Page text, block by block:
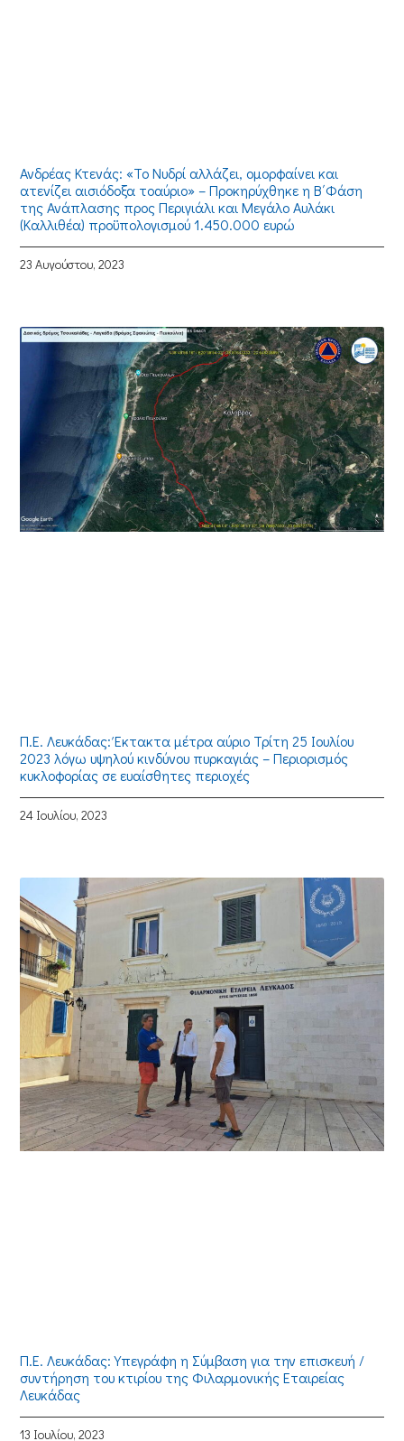
Ανδρέας Κτενάς: «Το Νυδρί αλλάζει, ομορφαίνει και
ατενίζει αισιόδοξα τοαύριο» – Προκηρύχθηκε η Β΄Φάση
της Ανάπλασης προς Περιγιάλι και Μεγάλο Αυλάκι
(Καλλιθέα) προϋπολογισμού 1.450.000 ευρώ
23 Αυγούστου, 2023
Π.Ε. Λευκάδας: Έκτακτα μέτρα αύριο Τρίτη 25 Ιουλίου
2023 λόγω υψηλού κινδύνου πυρκαγιάς – Περιορισμός
κυκλοφορίας σε ευαίσθητες περιοχές
24 Ιουλίου, 2023
Π.Ε. Λευκάδας: Υπεγράφη η Σύμβαση για την επισκευή /
συντήρηση του κτιρίου της Φιλαρμονικής Εταιρείας
Λευκάδας
13 Ιουλίου, 2023